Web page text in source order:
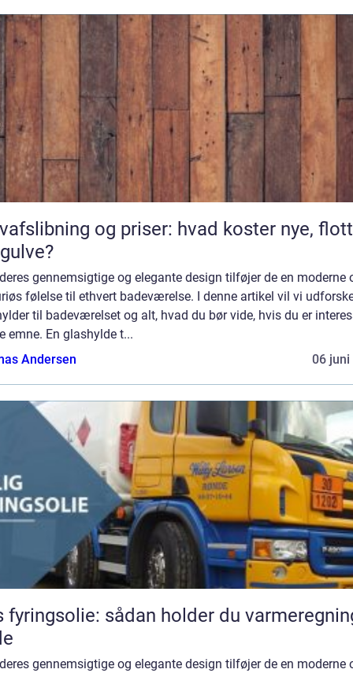
og priser: hvad koster nye,
gennemsigtige og elegante design tilføjer de en moderne
følelse til ethvert badeværelse. I denne artikel vil vi
til badeværelset og alt, hvad du bør vide, hvis du er
emne. En glashylde t...
Andersen
06 juni
fyringsolie: sådan holder du
gennemsigtige og elegante design tilføjer de en moderne